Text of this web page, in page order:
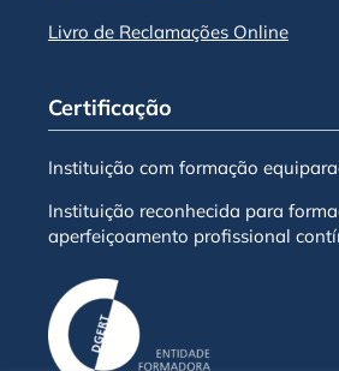
Livro de Reclamações Online
Certificação
Instituição com formação
Instituição reconhecida para
aperfeiçoamento profissional